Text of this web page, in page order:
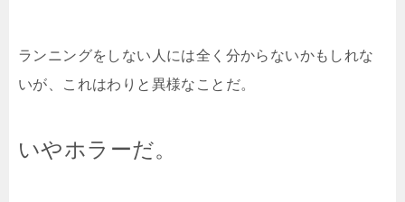
ランニングをしない人には全く分からないかもしれな
いが、これはわりと異様なことだ。
いやホラーだ。